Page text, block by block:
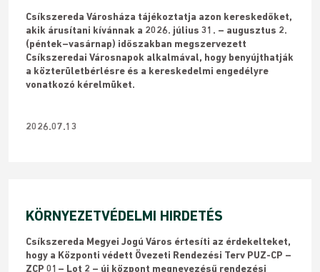
Csíkszereda Városháza tájékoztatja azon kereskedőket,
akik árusítani kívánnak a 2026. július 31. – augusztus 2.
(péntek–vasárnap) időszakban megszervezett
Csíkszeredai Városnapok alkalmával, hogy benyújthatják
a közterületbérlésre és a kereskedelmi engedélyre
vonatkozó kérelmüket.
2026.07.13
KÖRNYEZETVÉDELMI HIRDETÉS
Csíkszereda Megyei Jogú Város értesíti az érdekelteket,
hogy a Központi védett Övezeti Rendezési Terv PUZ-CP –
ZCP 01– Lot 2 – új központ megnevezésű rendezési